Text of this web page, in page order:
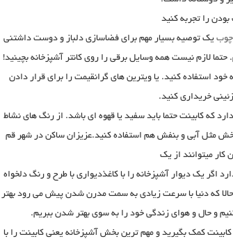
بودن را تجربه کنید
چوب یک توصیه بسیار مهم برای فضاسازی دلباز و دوست داشتنی
لازم نیست همه وسایل برقی را روی کانتر آشپزخانه بچینید!
استفاده کنید. یا ویترین های گرانقیمت را برای قرار دادن
خریداری کنید.
که کابینت حتما باید سفید یا قهوه ای باشد. از رنگ های نشاط
مثل آبی و بنفش هم استفاده کنید.عزیزان ساکن در شهر قم
کار میتوانند از یک
اگر یک دیوار آشپزخانه را با کاغذدیواری با طرح و رنگ دلخواه
که دنیا با سرعت زیادی به سمت مدرن شدن پیش می رود بهتر
و حال و هوای زندگی خود را به سوی بهتر شدن ببریم.
کمک بگیرید و مهم ترین بخش آشپزخانه یعنی کابینت را با